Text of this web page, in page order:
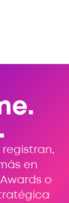
registran,
en
o